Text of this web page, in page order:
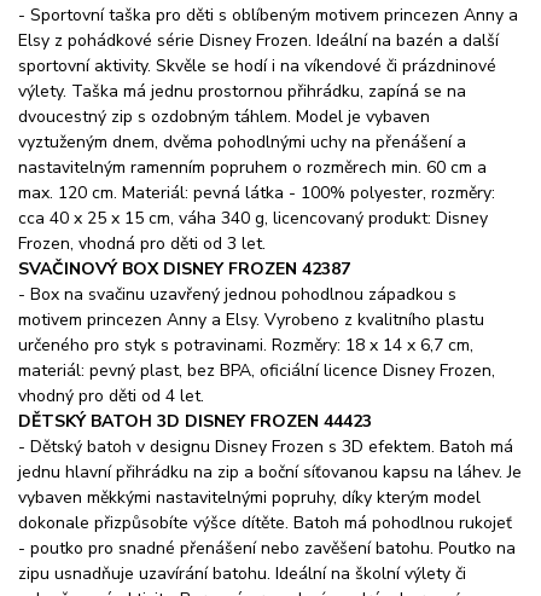
- Sportovní taška pro děti s oblíbeným motivem princezen Anny a
Elsy z pohádkové série Disney Frozen. Ideální na bazén a další
sportovní aktivity. Skvěle se hodí i na víkendové či prázdninové
výlety. Taška má jednu prostornou přihrádku, zapíná se na
dvoucestný zip s ozdobným táhlem. Model je vybaven
vyztuženým dnem, dvěma pohodlnými uchy na přenášení a
nastavitelným ramenním popruhem o rozměrech min. 60 cm a
max. 120 cm. Materiál: pevná látka - 100% polyester, rozměry:
cca 40 x 25 x 15 cm, váha 340 g, licencovaný produkt: Disney
Frozen, vhodná pro děti od 3 let.
SVAČINOVÝ BOX DISNEY FROZEN 42387
- Box na svačinu uzavřený jednou pohodlnou západkou s
motivem princezen Anny a Elsy. Vyrobeno z kvalitního plastu
určeného pro styk s potravinami. Rozměry: 18 x 14 x 6,7 cm,
materiál: pevný plast, bez BPA, oficiální licence Disney Frozen,
vhodný pro děti od 4 let.
DĚTSKÝ BATOH 3D DISNEY FROZEN 44423
- Dětský batoh v designu Disney Frozen s 3D efektem. Batoh má
jednu hlavní přihrádku na zip a boční síťovanou kapsu na láhev. Je
vybaven měkkými nastavitelnými popruhy, díky kterým model
dokonale přizpůsobíte výšce dítěte. Batoh má pohodlnou rukojeť
- poutko pro snadné přenášení nebo zavěšení batohu. Poutko na
zipu usnadňuje uzavírání batohu. Ideální na školní výlety či